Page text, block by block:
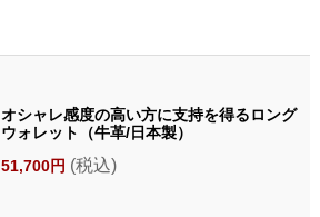
オシャレ感度の高い方に支持を得るロング
ウォレット（牛革/日本製）
51,700円 (税込)